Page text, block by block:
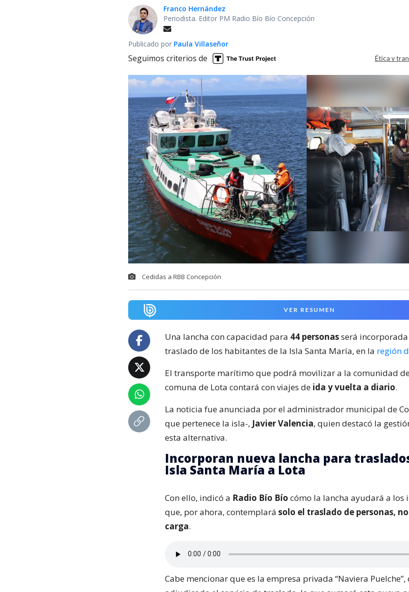
Franco Hernández
Periodista. Editor PM Radio Bío Bío Concepción
Publicado por Paula Villaseñor
Seguimos criterios de Ética y
Cedidas a RBB Concepción
VER RESUMEN
Una lancha con capacidad para 44 personasserá
traslado de los habitantes de la Isla Santa María, en la región
El transporte marítimo que podrá movilizar a la comunidad
comuna de Lota contará con viajes de ida y vuelta a diario.
La noticia fue anunciada por el administrador municipal de
que pertenece la isla-, Javier Valencia, quien destacó la
esta alternativa.
Incorporan nueva lancha para
Isla Santa María a Lota
Con ello, indicó a Radio Bío Bío cómo la lancha ayudará a los
que, por ahora, contemplará solo el traslado de personas,
carga.
Cabe mencionar que es la empresa privada “Naviera